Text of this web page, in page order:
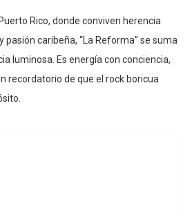
Rico, donde conviven herencia
pasión caribeña, “La Reforma” se suma
luminosa. Es energía con conciencia,
recordatorio de que el rock boricua